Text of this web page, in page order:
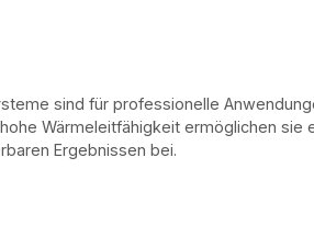
sind für professionelle
Wärmeleitfähigkeit ermöglichen sie
Ergebnissen bei.